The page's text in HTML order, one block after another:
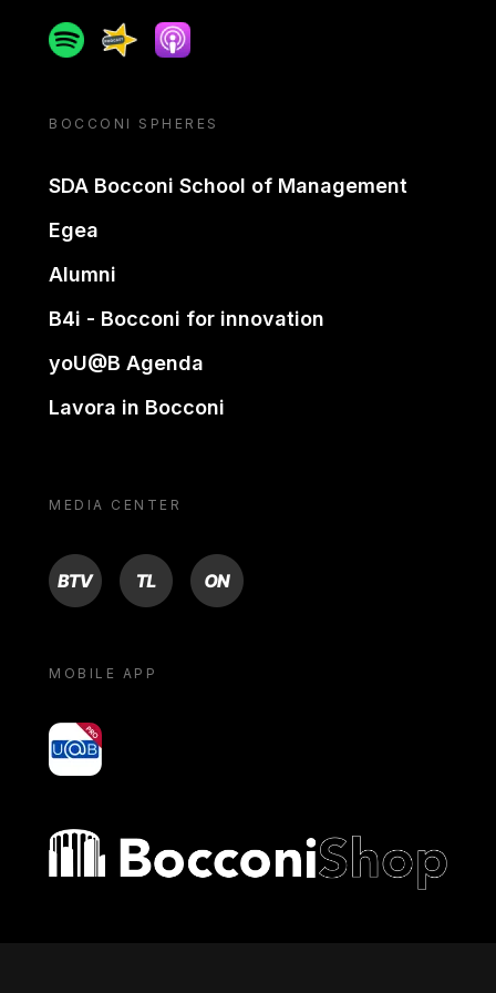
SpotifySpreakerApple podcast
BOCCONI SPHERES
SDA Bocconi School of Management
Egea
Alumni
B4i - Bocconi for innovation
yoU@B Agenda
Lavora in Bocconi
MEDIA CENTER
BTV TL ON
MOBILE APP
yoU@B
Bocconi shop